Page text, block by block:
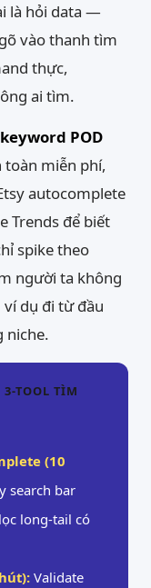
là hỏi data —
vào thanh tìm
thực,
ai tìm.
POD
miễn phí,
autocomplete
Trends để biết
spike theo
người ta không
dụ đi từ đầu
niche.
TOOL TÌM
(10
search bar
long-tail có
Validate